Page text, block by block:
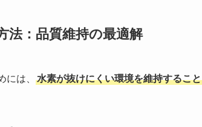
法：品質維持の最適解
には、 水素が抜けにくい環境を維持すること